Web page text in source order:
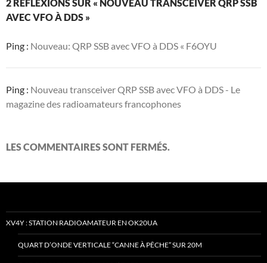
2 RÉFLEXIONS SUR « NOUVEAU TRANSCEIVER QRP SSB
AVEC VFO À DDS »
Ping : Nouveau: QRP SSB avec VFO à DDS « F6OYU
Ping : Nouveau transceiver QRP SSB avec VFO à DDS - Le
magazine des radioamateurs francophones
LES COMMENTAIRES SONT FERMÉS.
XV4Y : STATION RADIOAMATEUR EN OK20UA
QUART D’ONDE VERTICALE “CANNE À PÊCHE” SUR 20M